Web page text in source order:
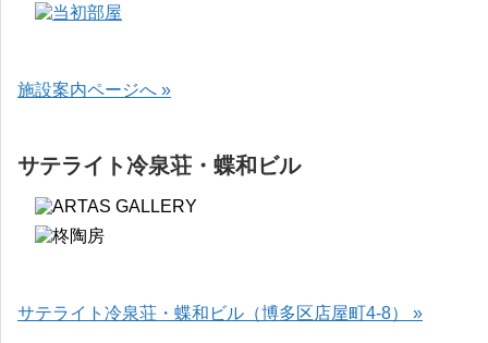
施設案内ページへ »
サテライト冷泉荘・蝶和ビル
サテライト冷泉荘・蝶和ビル（博多区店屋町4-8） »